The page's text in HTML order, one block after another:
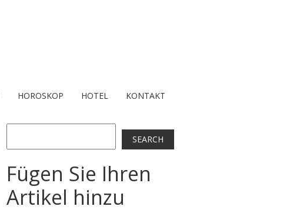
HOROSKOP HOTEL KONTAKT
SEARCH
Fügen Sie Ihren
Artikel hinzu